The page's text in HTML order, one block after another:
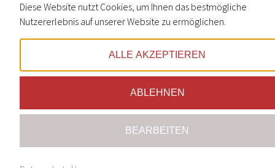
Auswahl
Linklisten
Diese Website nutzt Cookies, um Ihnen das bestmögliche
Nutzererlebnis auf unserer Website zu ermöglichen.
ALLE AKZEPTIEREN
ABLEHNEN
BEARBEITEN